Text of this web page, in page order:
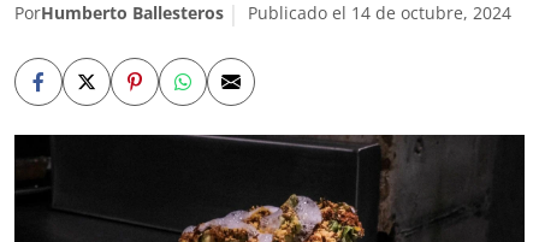
PorHumberto Ballesteros Publicado el 14 de octubre, 2024